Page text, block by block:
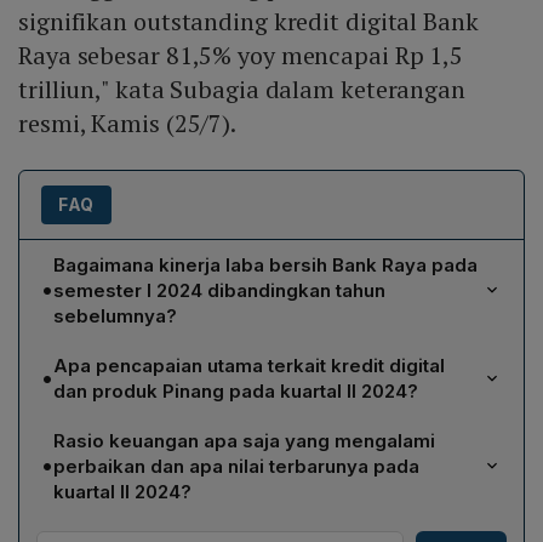
signifikan outstanding kredit digital Bank
Raya sebesar 81,5% yoy mencapai Rp 1,5
trilliun," kata Subagia dalam keterangan
resmi, Kamis (25/7).
FAQ
•
Bagaimana kinerja laba bersih Bank Raya pada
semester I 2024 dibandingkan tahun
sebelumnya?
Bank Raya mencatat laba bersih sebesar Rp 20 miliar
pada semester I 2024, meningkat 115,9% secara year
on year (yoy) dibandingkan periode yang sama tahun
sebelumnya.
•Apa pencapaian utama terkait kredit digital
dan produk Pinang pada kuartal II 2024?
Penyaluran kredit digital mencapai Rp 8,1 triliun, tumbuh
60,3% yoy, yang mendorong outstanding kredit digital
naik 81,5% yoy menjadi Rp 1,5 triliun. Produk Pinang
•
Rasio keuangan apa saja yang mengalami
perbaikan dan apa nilai terbarunya pada
kuartal II 2024?
Bank Raya memperbaiki NPL gross menjadi 4,14% dan